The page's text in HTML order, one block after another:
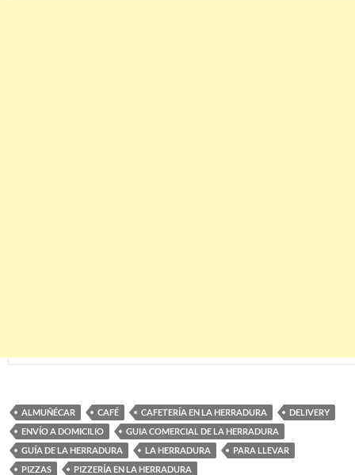
ALMUÑÉCAR CAFÉ CAFETERÍA EN LA HERRADURA
DELIVERY
ENVÍO A DOMICILIO
GUIA COMERCIAL DE LA HERRADURA
GUÍA DE LA HERRADURA
LA HERRADURA
PARA LLEVAR
PIZZAS
PIZZERÍA EN LA HERRADURA